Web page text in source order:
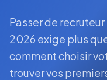
Passer de
2026 exige plus
comment choisir
trouver vos